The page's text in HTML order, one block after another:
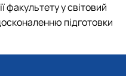
факультету у світовий
підготовки